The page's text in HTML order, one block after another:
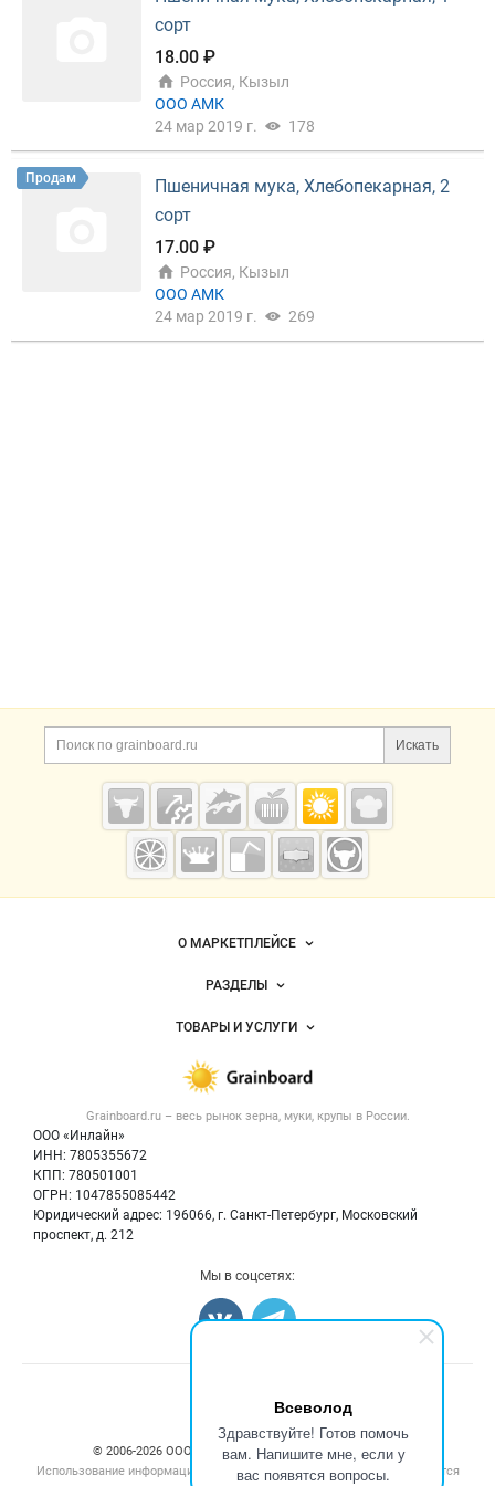
Всеволод
Здравствуйте! Готов помочь
вам. Напишите мне, если у
вас появятся вопросы.
ярского филиала Сергей Алексеевич.
сорт
18.00 ₽
Россия, Кызыл
ООО АМК
24 мар 2019 г.
178
Продам
Пшеничная мука, Хлебопекарная, 2
сорт
17.00 ₽
Россия, Кызыл
ООО АМК
24 мар 2019 г.
269
Искать
Grainboard.ru
— зерно и
мука
Grainboard.ru – весь рынок зерна, муки, крупы в России.
ООО «Инлайн»
ИНН: 7805355672
КПП: 780501001
ОГРН: 1047855085442
Юридический адрес: 196066, г. Санкт-Петербург, Московский
проспект, д. 212
О МАРКЕТПЛЕЙСЕ
Новости Grainboard.ru
Размещение рекламы
Публичная оферта
Контактная информация
Политика обработки персональных данных
РАЗДЕЛЫ
Объявления
Новости рынка
ТОВАРЫ И УСЛУГИ
Крупы
Мука
Мы в соцсетях:
© 2006‑2026 ООО “Инлайн”. 12+ Все права защищены.
Использование информации, размещенной на данном сайте, допускается